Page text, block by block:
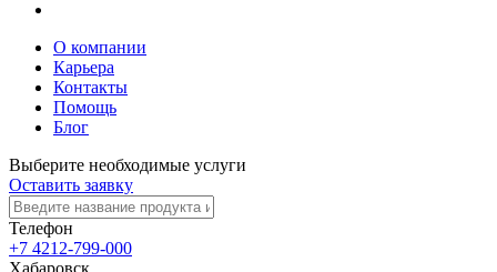
О компании
Карьера
Контакты
Помощь
Блог
Выберите необходимые услуги
Оставить заявку
Телефон
+7 4212-799-000
Хабаровск